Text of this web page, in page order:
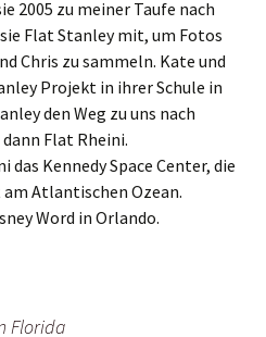
2005 zu meiner Taufe nach
Flat Stanley mit, um Fotos
Chris zu sammeln. Kate und
Projekt in ihrer Schule in
den Weg zu uns nach
Flat Rheini.
Kennedy Space Center, die
am Atlantischen Ozean.
Word in Orlando.
Florida